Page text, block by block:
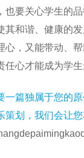
也要关心学生的
其和谐、健康的
心，又能带动、
任心才能成为学生
一篇独属于您的
策划，我们会让